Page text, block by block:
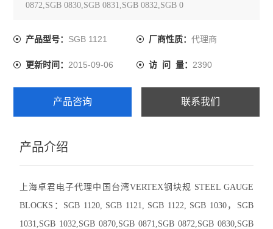
瑞士TETKO
横河YOKOGAWA
赛发SEFAR
新宝SHIMPO
查看全部 >>
0872,SGB 0830,SGB 0831,SGB 0832,SGB 0
SGB 1121
产品型号： SGB 1121 厂商性质： 代理商
更新时间：2015-09-06 访 问 量： 2390
产品咨询 联系我们
产品介绍
上海卓君电子代理中国台湾VERTEX钢块规 STEEL GAUGE
BLOCKS：SGB 1120, SGB 1121, SGB 1122, SGB 1030，SGB
1031,SGB 1032,SGB 0870,SGB 0871,SGB 0872,SGB 0830,SGB